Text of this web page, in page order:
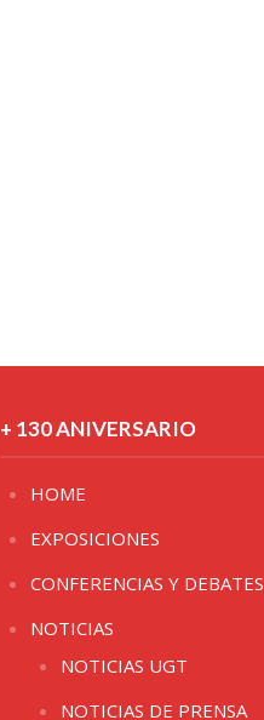
+ 130 ANIVERSARIO
HOME
EXPOSICIONES
CONFERENCIAS Y DEBATES
NOTICIAS
NOTICIAS UGT
NOTICIAS DE PRENSA